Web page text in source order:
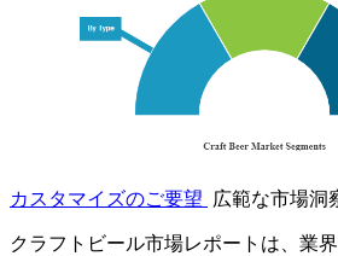
カスタマイズのご要望 広範な市場洞
クラフトビール市場レポートは、業